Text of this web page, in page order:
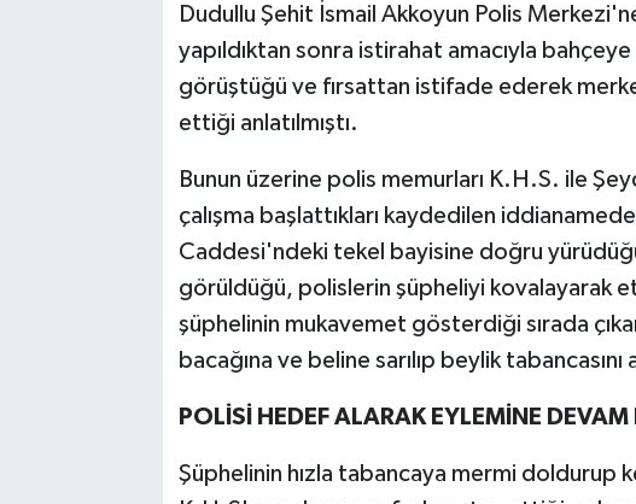
Dudullu Şehit İsmail Akkoyun Polis
yapıldıktan sonra istirahat amacıyla bahçeye
görüştüğü ve fırsattan istifade ederek
ettiği anlatılmıştı.
Bunun üzerine polis memurları K.H.S. ile
çalışma başlattıkları kaydedilen
Caddesi'ndeki tekel bayisine doğru
görüldüğü, polislerin şüpheliyi kovalayarak
şüphelinin mukavemet gösterdiği sırada
bacağına ve beline sarılıp beylik tabancasını
POLİSİ HEDEF ALARAK EYLEMİNE DEVAM
Şüphelinin hızla tabancaya mermi doldurup